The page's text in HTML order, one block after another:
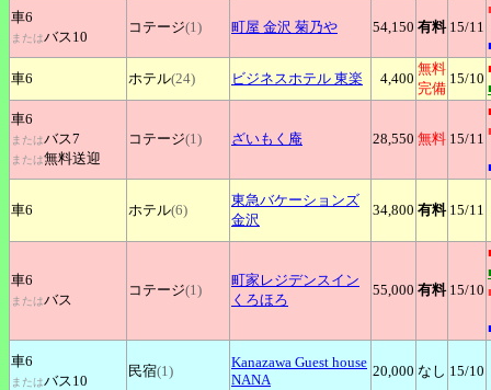
車6
またはバス10
コテージ(1) 町屋 金沢 菊乃や 54,150 有料 15/11
車6
ホテル(24) ビジネスホテル 東楽 4,400
無料
完備
15/10
車6
またはバス7
または無料送迎
コテージ(1) ざいもく庵 28,550 無料 15/11
車6 ホテル(6)
東急バケーションズ
金沢
34,800 有料 15/11
車6
またはバス
コテージ(1)
町家レジデンスイン
くろほろ
55,000 有料 15/10
車6
またはバス10
民宿(1)
Kanazawa Guest house
NANA
20,000 なし 15/10